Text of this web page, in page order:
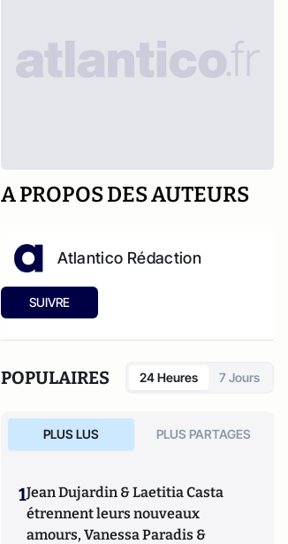
A PROPOS DES AUTEURS
Atlantico Rédaction
SUIVRE
POPULAIRES 24 Heures 7 Jours
PLUS LUS PLUS PARTAGES
1Jean Dujardin & Laetitia Casta
étrennent leurs nouveaux
amours, Vanessa Paradis &